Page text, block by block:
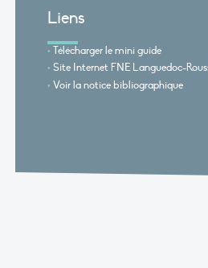
Liens
Télécharger le mini guide
Site Internet FNE Languedoc-
Voir la notice bibliographique